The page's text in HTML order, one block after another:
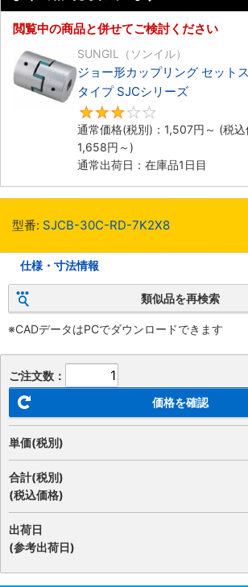
閲覧中の商品と併せてご検討ください
SUNGIL（ソンイル）
ジョー形カップリング セット
タイプ SJCシリーズ
通常価格(税別)： 1,507円 ～ (税込
1,658円 ～)
通常出荷日：在庫品1日目
型番: SJCB-30C-RD-7K2X8
仕様・寸法情報
類似品を再検索
※CADデータはPCでダウンロードできます
ご注文数：
価格を確認
単価(税別)
合計(税別)
(税込価格)
出荷日
(参考出荷日)